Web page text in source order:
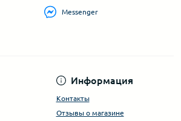
Информация
Контакты
Отзывы о магазине
Messenger